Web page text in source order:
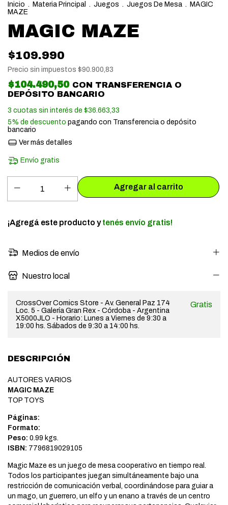
Inicio . Materia Principal . Juegos . Juegos De Mesa . MAGIC
MAZE
MAGIC MAZE
$109.990
Precio sin impuestos $90.900,83
$104.490,50 CON TRANSFERENCIA O
DEPÓSITO BANCARIO
3 cuotas sin interés de $36.663,33
5% de descuento pagando con Transferencia o depósito
bancario
Ver más detalles
Envío gratis
¡Agregá este producto ytenés envío gratis!
Medios de envío
Nuestro local
CrossOver Comics Store - Av. General Paz 174
Loc. 5 - Galería Gran Rex - Córdoba - Argentina
X5000JLO - Horario: Lunes a Viernes de 9:30 a
19:00 hs. Sábados de 9:30 a 14:00 hs.
Gratis
DESCRIPCIÓN
AUTORES VARIOS
MAGIC MAZE
TOP TOYS
Páginas:
Formato:
Peso: 0.99 kgs.
ISBN: 7796819029105
Magic Maze es un juego de mesa cooperativo en tiempo real.
Todos los participantes juegan simultáneamente bajo una
restricción de comunicación verbal, coordinándose para guiar a
un mago, un guerrero, un elfo y un enano a través de un centro